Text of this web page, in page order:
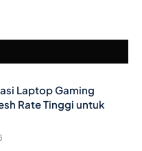
Laptop Gaming
Rate Tinggi untuk